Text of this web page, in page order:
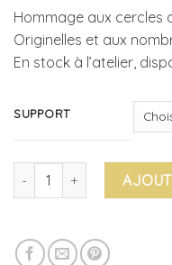
Hommage aux cercles
Originelles et aux
En stock à l’atelier,
SUPPORT
quantité de Cercle de